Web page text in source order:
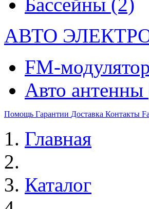
АВТО
FM-
Авто антенны
Помощь Гарантии Доставка Контакты
Главная
Каталог